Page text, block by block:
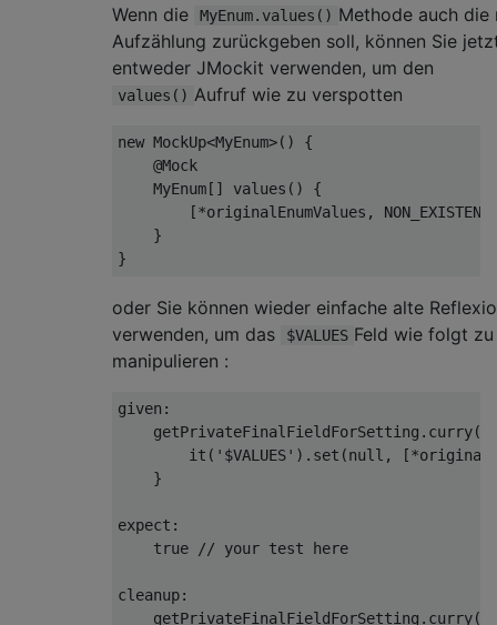
Wenn die MyEnum.values() Methode auch die
Aufzählung zurückgeben soll, können Sie
entweder JMockit verwenden, um den
values() Aufruf wie zu verspotten
new MockUp<MyEnum>() {
@Mock
    MyEnum[] values() {
[*originalEnumValues,
    }
oder Sie können wieder einfache alte
verwenden, um das
$VALUES Feld wie folgt zu
manipulieren :
given:
        it(
'$VALUES' ).set(null ,
    }
expect:
true
// your test here
cleanup: